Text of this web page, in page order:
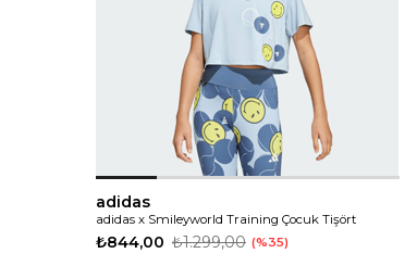
adidas
adidas x Smileyworld Training Çocuk Tişört
₺844,00 ₺1.299,00 %35